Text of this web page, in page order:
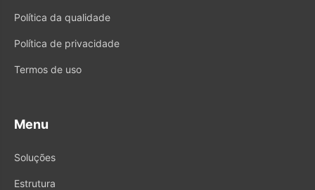
Política da qualidade
Política de privacidade
Termos de uso
Menu
Soluções
Estrutura